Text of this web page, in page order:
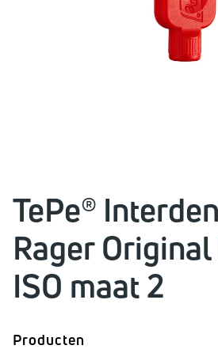
TePe®
Rager
ISO maat 2
Producten